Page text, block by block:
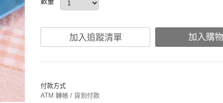
加入追蹤清單 加入購
付款方式
ATM 轉帳 / 貨到付款